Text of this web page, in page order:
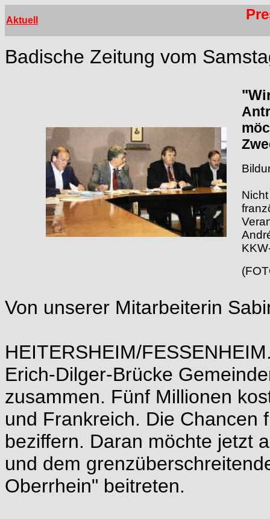
Aktuell
Badische Zeitung vom
Von unserer Mitarbeiterin
HEITERSHEIM/
Erich-Dilger-Brücke
zusammen. Fünf Millionen
und Frankreich. Die Chancen
beziffern. Daran möchte jetzt
und dem
Oberrhein" beitreten.